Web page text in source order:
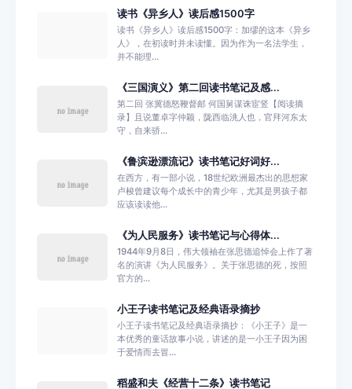
读书《异乡人》读后感1500字
读书《异乡人》读后感1500字：加缪的这本《异乡
人》，在初读时并未读懂。因为作为一名法学生，
并不能理...
《三国演义》第二回读书笔记及感...
第二回 张冀德怒鞭督邮 何国舅谋诛宦竖【阅读摘
录】且说董卓字仲颖，陇西临洮人也，官拜河东太
守，自来骄...
《鲁滨逊漂流记》读书笔记好词好...
在西方，有一部小说，18世纪欧洲最杰出的思想家
卢梭曾建议每个成长中的青少年，尤其是男孩子都
应该读读他...
《为人民服务》读书笔记与心得体...
1944年9月8日，伟大领袖在张思德追悼会上作了著
名的演讲《为人民服务》。关于张思德的死，按照
官方的...
小王子读书笔记及经典语录摘抄
小王子读书笔记及经典语录摘抄：《小王子》是一
本优秀的童话故事小说，讲述的是一小王子因为困
于爱情而去冒...
稻盛和夫《经营十二条》读书笔记